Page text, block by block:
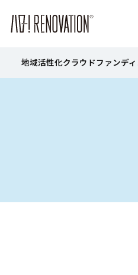
地域活性化クラウドファンディ